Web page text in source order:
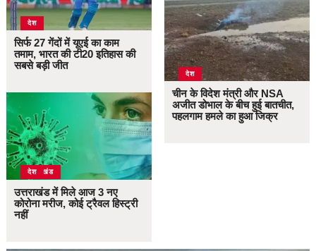
देश
सिर्फ 27 गेंदों में यूएई का काम
तमाम, भारत की टी20 इतिहास की
सबसे बड़ी जीत
उत्तराखंड
देश
उत्तराखंड में मिले आज 3 नए
कोरोना मरीज, कोई ट्रैवल हिस्ट्री
नहीं
देश
चीन के विदेश मंत्री और NSA
अजीत डोभाल के बीच हुई बातचीत,
पहलगाम हमले का हुआ जिक्र